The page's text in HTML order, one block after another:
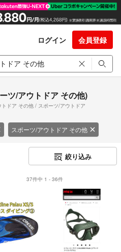
ログイン 会員登録
ツ/アウトドア その他)
ドア その他 / スポーツ/アウトドア
スポーツ/アウトドア その他
絞り込み
37件中 1 - 36件